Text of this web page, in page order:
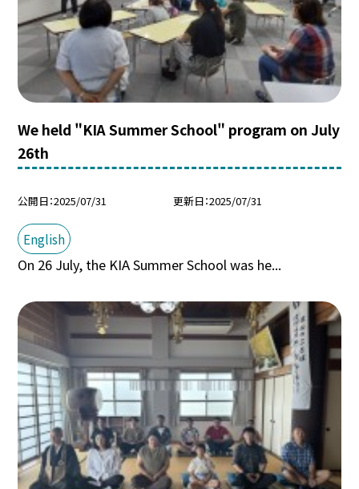
We held "KIA Summer School" program on July
26th
公開日 2025/07/31 更新日 2025/07/31
English
On 26 July, the KIA Summer School was he...